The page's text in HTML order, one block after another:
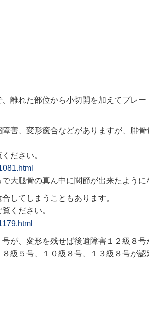
離れた部位から小切開を加えてプレ
害、変形癒合などがありますが、腓
ださい。
大腿骨の真ん中に関節が出来たように
してしまうこともあります。
ください。
が、変形を残せば後遺障害１２級８
級５号、１０級８号、１３級８号が認